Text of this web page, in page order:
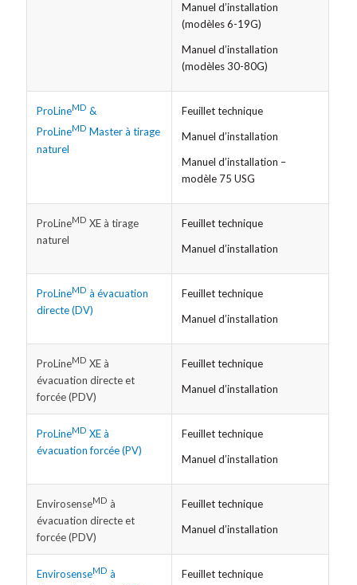
Manuel d’installation
(modèles 6-19G)
Manuel d’installation
(modèles 30-80G)
ProLineMD &
ProLineMD Master à tirage
naturel
Feuillet technique
Manuel d’installation
Manuel d’installation –
modèle 75 USG
ProLineMD XE à tirage
naturel
Feuillet technique
Manuel d’installation
ProLineMD à évacuation
directe (DV)
Feuillet technique
Manuel d’installation
ProLineMD XE à
évacuation directe et
forcée (PDV)
Feuillet technique
Manuel d’installation
ProLineMD XE à
évacuation forcée (PV)
Feuillet technique
Manuel d’installation
EnvirosenseMD à
évacuation directe et
forcée (PDV)
Feuillet technique
Manuel d’installation
EnvirosenseMD à
Feuillet technique